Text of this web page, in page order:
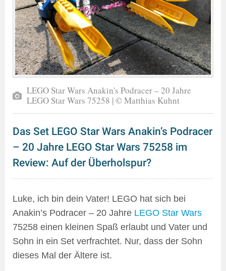
LEGO Star Wars Anakin's Podracer – 20 Jahre
LEGO Star Wars 75258 | © Matthias Kuhnt
Das Set LEGO Star Wars Anakin’s Podracer
– 20 Jahre LEGO Star Wars 75258 im
Review: Auf der Überholspur?
Luke, ich bin dein Vater! LEGO hat sich bei
Anakin’s Podracer – 20 Jahre LEGO Star Wars
75258 einen kleinen Spaß erlaubt und Vater und
Sohn in ein Set verfrachtet. Nur, dass der Sohn
dieses Mal der Ältere ist.